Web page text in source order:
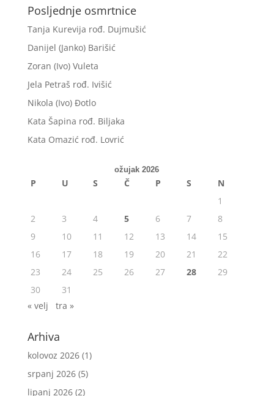
Posljednje osmrtnice
Tanja Kurevija rođ. Dujmušić
Danijel (Janko) Barišić
Zoran (Ivo) Vuleta
Jela Petraš rođ. Ivišić
Nikola (Ivo) Đotlo
Kata Šapina rođ. Biljaka
Kata Omazić rođ. Lovrić
ožujak 2026
P U S Č P S
N
1
2
3 4 5 6 7
8
9
10 11 12 13 14
15
16
17 18 19 20 21
22
23
24 25 26 27 28
29
30
31
« velj
tra »
Arhiva
kolovoz 2026(1)
srpanj 2026(5)
lipanj 2026(2)